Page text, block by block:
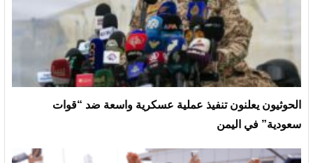
الحوثيون يعلنون تنفيذ عملية عسكرية واسعة ضد “قوات
سعودية” في اليمن